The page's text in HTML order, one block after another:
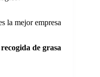
la mejor empresa
de grasa